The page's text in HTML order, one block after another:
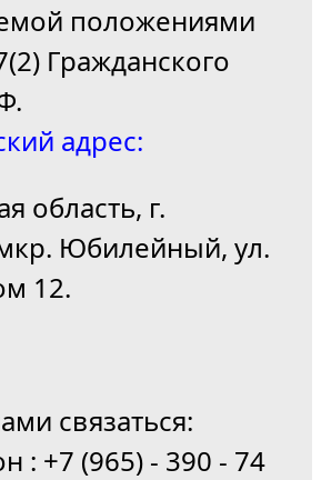
положениями
Гражданского
адрес:
область, г.
Юбилейный, ул.
12.
связаться:
: +7 (965) - 390 - 74